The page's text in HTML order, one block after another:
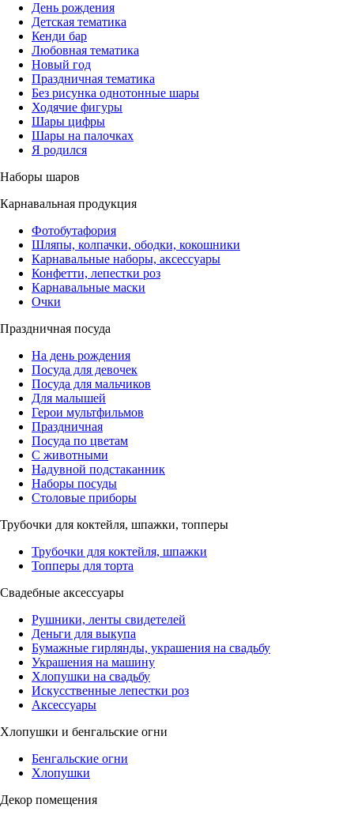
День рождения
Детская тематика
Кенди бар
Любовная тематика
Новый год
Праздничная тематика
Без рисунка однотонные шары
Ходячие фигуры
Шары цифры
Шары на палочках
Я родился
Наборы шаров
Карнавальная продукция
Фотобутафория
Шляпы, колпачки, ободки, кокошники
Карнавальные наборы, аксессуары
Конфетти, лепестки роз
Карнавальные маски
Очки
Праздничная посуда
На день рождения
Посуда для девочек
Посуда для мальчиков
Для малышей
Герои мультфильмов
Праздничная
Посуда по цветам
С животными
Надувной подстаканник
Наборы посуды
Столовые приборы
Трубочки для коктейля, шпажки, топперы
Трубочки для коктейля, шпажки
Топперы для торта
Свадебные аксессуары
Рушники, ленты свидетелей
Деньги для выкупа
Бумажные гирлянды, украшения на свадьбу
Украшения на машину
Хлопушки на свадьбу
Искусственные лепестки роз
Аксессуары
Хлопушки и бенгальские огни
Бенгальские огни
Хлопушки
Декор помещения